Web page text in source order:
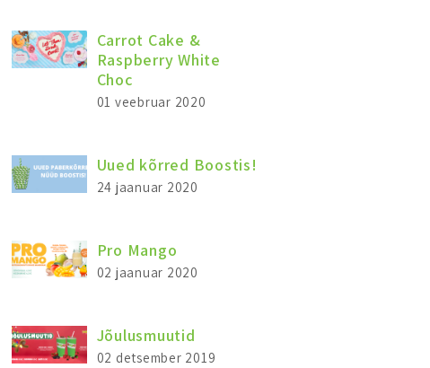
Carrot Cake &
Raspberry White
Choc
01 veebruar 2020
Uued kõrred Boostis!
24 jaanuar 2020
Pro Mango
02 jaanuar 2020
Jõulusmuutid
02 detsember 2019